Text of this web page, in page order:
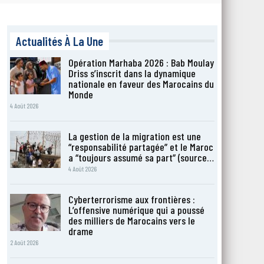
Actualités À La Une
Opération Marhaba 2026 : Bab Moulay
Driss s’inscrit dans la dynamique
nationale en faveur des Marocains du
Monde
4 Août 2026
La gestion de la migration est une
“responsabilité partagée” et le Maroc
a “toujours assumé sa part” (source…
4 Août 2026
Cyberterrorisme aux frontières :
L’offensive numérique qui a poussé
des milliers de Marocains vers le
drame
2 Août 2026